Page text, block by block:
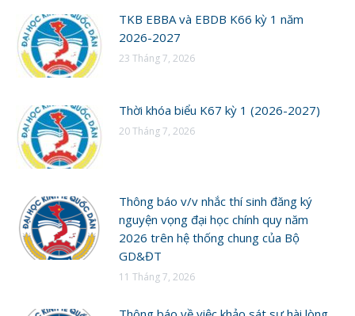
TKB EBBA và EBDB K66 kỳ 1 năm
2026-2027
23 Tháng 7, 2026
Thời khóa biểu K67 kỳ 1 (2026-2027)
20 Tháng 7, 2026
Thông báo v/v nhắc thí sinh đăng ký
nguyện vọng đại học chính quy năm
2026 trên hệ thống chung của Bộ
GD&ĐT
11 Tháng 7, 2026